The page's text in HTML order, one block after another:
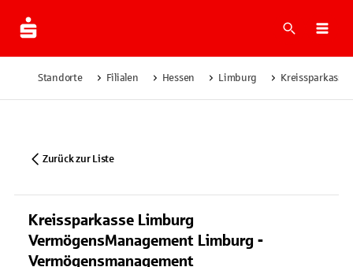
Suche
Standorte Filialen Hessen Limburg
Zurück zur Liste
Kreissparkasse Limburg
VermögensManagement Limburg -
Vermögensmanagement